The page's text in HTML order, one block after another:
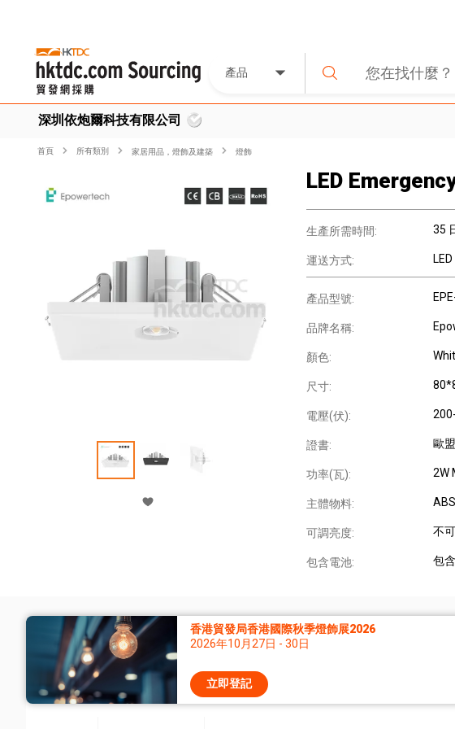
產品
深圳依炮爾科技有限公司
首頁 所有類別 家居用品，燈飾及建築 燈飾
LED
生產所需時間: 35
運送方式:
產品型號:
品牌名稱:
顏色:
尺寸:
電壓(伏):
證書: 歐
功率(瓦): 2W
主體物料:
可調亮度: 不
包含電池: 包含
香港貿發局香港國際秋季燈飾展2026
2026年10月27日 - 30日
立即登記